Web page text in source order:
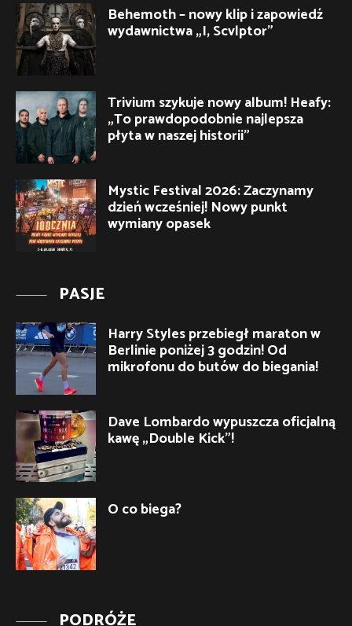
Behemoth – nowy klip i zapowiedź
wydawnictwa „I, Scvlptor”
Trivium szykuje nowy album! Heafy:
„To prawdopodobnie najlepsza
płyta w naszej historii”
Mystic Festival 2026: Zaczynamy
dzień wcześniej! Nowy punkt
wymiany opasek
PASJE
Harry Styles przebiegł maraton w
Berlinie poniżej 3 godzin! Od
mikrofonu do butów do biegania!
Dave Lombardo wypuszcza oficjalną
kawę „Double Kick”!
O co biega?